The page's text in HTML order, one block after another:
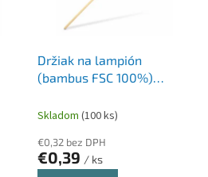
Držiak na lampión
(bambus FSC 100%)
Skladom (100 ks)
€0,32 bez DPH
€0,39 / ks